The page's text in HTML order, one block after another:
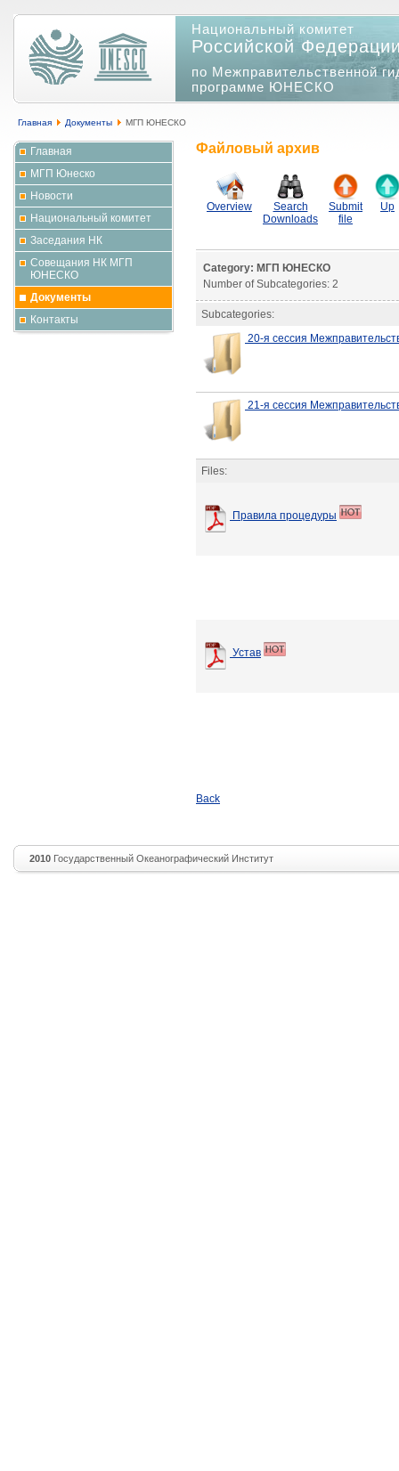
Национальный комитет
Российской
по Межправительственной
программе ЮНЕСКО
Главная Документы МГП ЮНЕСКО
Главная
МГП Юнеско
Новости
Национальный комитет
Заседания НК
Совещания НК МГП
ЮНЕСКО
Документы
Контакты
Файловый архив
Overview
Search
Downloads
Submit
file
Up
Category: МГП ЮНЕСКО
Number of Subcategories: 2
Subcategories:
20-я сессия
21-я сессия
Files:
Правила процедуры
Устав
Back
2010 Государственный Океанографический Институт